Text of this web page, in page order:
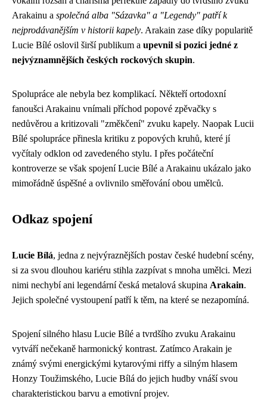
Arakainu a společná alba "Sázavka" a "Legendy" patří k
nejprodávanějším v historii kapely. Arakain zase díky popularitě
Lucie Bílé oslovil širší publikum a upevnil si pozici jedné z
nejvýznamnějších českých rockových skupin.
Spolupráce ale nebyla bez komplikací. Někteří ortodoxní
fanoušci Arakainu vnímali příchod popové zpěvačky s
nedůvěrou a kritizovali "změkčení" zvuku kapely. Naopak Lucii
Bílé spolupráce přinesla kritiku z popových kruhů, které jí
vyčítaly odklon od zavedeného stylu. I přes počáteční
kontroverze se však spojení Lucie Bílé a Arakainu ukázalo jako
mimořádně úspěšné a ovlivnilo směřování obou umělců.
Odkaz spojení
Lucie Bílá, jedna z nejvýraznějších postav české hudební scény,
si za svou dlouhou kariéru stihla zazpívat s mnoha umělci. Mezi
nimi nechybí ani legendární česká metalová skupina Arakain.
Jejich společné vystoupení patří k těm, na které se nezapomíná.
Spojení silného hlasu Lucie Bílé a tvrdšího zvuku Arakainu
vytváří nečekaně harmonický kontrast. Zatímco Arakain je
známý svými energickými kytarovými riffy a silným hlasem
Honzy Toužimského, Lucie Bílá do jejich hudby vnáší svou
charakteristickou barvu a emotivní projev.